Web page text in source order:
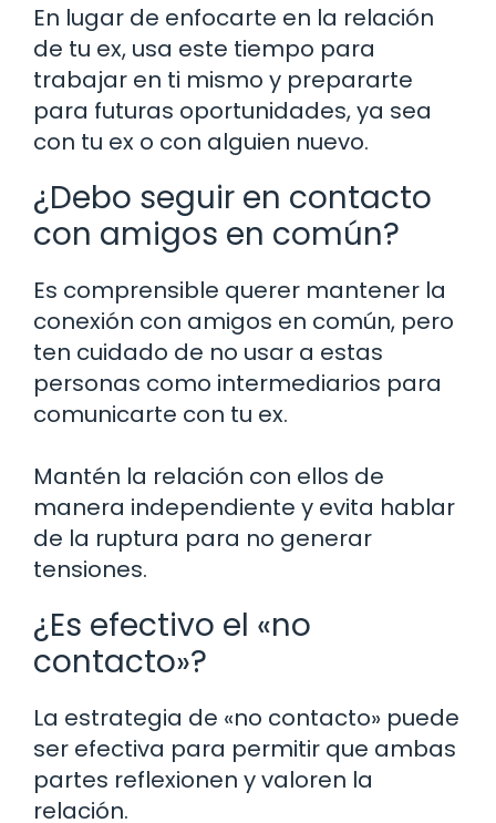
En lugar de enfocarte en la relación
de tu ex, usa este tiempo para
trabajar en ti mismo y prepararte
para futuras oportunidades, ya sea
con tu ex o con alguien nuevo.
¿Debo seguir en contacto
con amigos en común?
Es comprensible querer mantener la
conexión con amigos en común, pero
ten cuidado de no usar a estas
personas como intermediarios para
comunicarte con tu ex.
Mantén la relación con ellos de
manera independiente y evita hablar
de la ruptura para no generar
tensiones.
¿Es efectivo el «no
contacto»?
La estrategia de «no contacto» puede
ser efectiva para permitir que ambas
partes reflexionen y valoren la
relación.